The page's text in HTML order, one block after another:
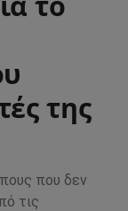
της
που δεν
τις